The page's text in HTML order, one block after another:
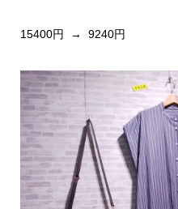
15400円 → 9240円